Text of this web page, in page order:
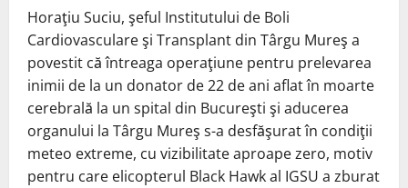
Horaţiu Suciu, şeful Institutului de Boli
Cardiovasculare şi Transplant din Târgu Mureş a
povestit că întreaga operaţiune pentru prelevarea
inimii de la un donator de 22 de ani aflat în moarte
cerebrală la un spital din Bucureşti şi aducerea
organului la Târgu Mureş s-a desfăşurat în condiţii
meteo extreme, cu vizibilitate aproape zero, motiv
pentru care elicopterul Black Hawk al IGSU a zburat